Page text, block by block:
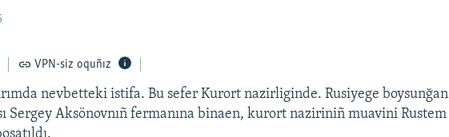
VPN-siz oquñız
nevbetteki istifa. Bu sefer Kurort nazirliginde. Rusiyege boysunğan
Sergey Aksönovnıñ fermanına binaen, kurort naziriniñ muavini Rustem